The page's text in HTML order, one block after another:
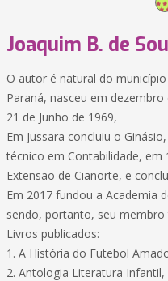
Joaquim B. de
O autor é natural do
Paraná, nasceu em
21 de Junho de 1969,
Em Jussara concluiu o
técnico em Contabilidade, em
Extensão de Cianorte, e
Em 2017 fundou a Academia
sendo, portanto, seu membro
Livros publicados:
1. A História do Futebol
2. Antologia Literatura